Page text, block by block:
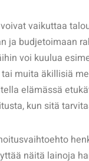
vaikuttaa
ja budjetoimaan
voi kuulua
muita äkillisiä
elämässä
kun sitä
näitä lainoja